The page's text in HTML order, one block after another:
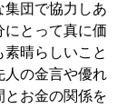
団で協力しあ
にとって真に価
晴らしいこと
人の金言や優れ
とお金の関係を